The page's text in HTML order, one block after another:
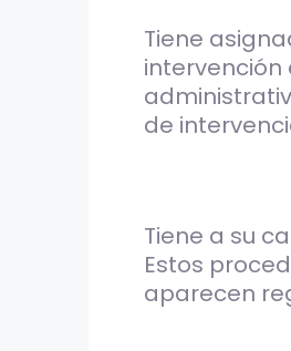
Tiene
intervención
de
Tiene a su
Estos
aparecen